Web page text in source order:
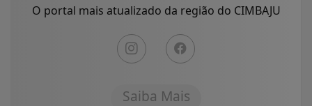
O portal mais atualizado da região do CIMBAJU
Saiba Mais